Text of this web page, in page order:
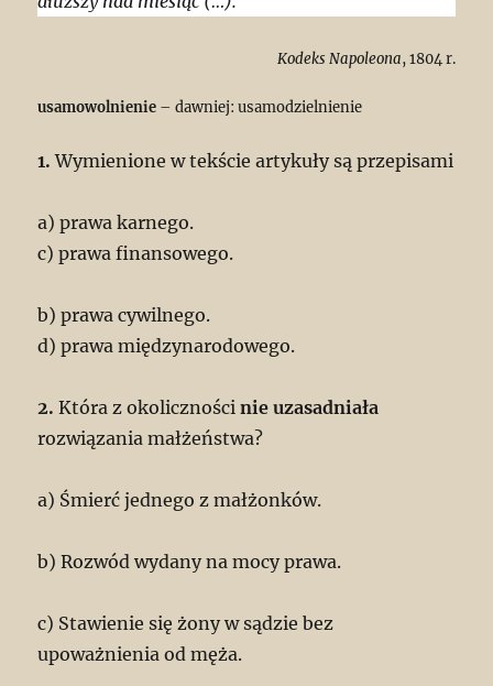
Kodeks Napoleona, 1804 r.
usamowolnienie – dawniej: usamodzielnienie
1.Wymienione w tekście artykuły są przepisami
a) prawa karnego.
c) prawa finansowego.
b) prawa cywilnego.
d) prawa międzynarodowego.
2. Która z okolicznościnie uzasadniała
rozwiązania małżeństwa?
a) Śmierć jednego z małżonków.
b) Rozwód wydany na mocy prawa.
c) Stawienie się żony w sądzie bez
upoważnienia od męża.